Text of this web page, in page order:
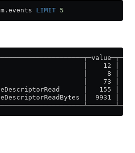
. events LIMIT 5
│    12 │ 해석 및 실행 대상
│     8
│